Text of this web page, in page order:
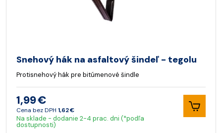
Snehový hák na asfaltový šindeľ - tegolu
Protisnehový hák pre bitúmenové šindle
1,99 €
Cena bez DPH 1,62 €
Na sklade - dodanie 2-4 prac. dni (*podľa
dostupnosti)